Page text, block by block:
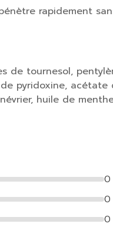
rapidement
de tournesol,
pyridoxine,
huile de
0
0
0